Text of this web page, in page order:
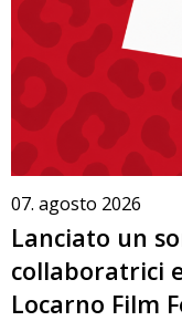
07. agosto 2026
Lanciato un
collaboratrici
Locarno Film